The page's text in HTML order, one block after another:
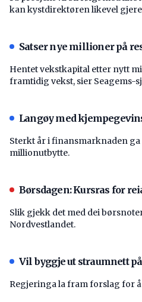
kan kystdirektøren likevel
Satser nye millioner på
Hentet vekstkapital etter nytt
framtidig vekst, sier Seagems-
Langøy med
Sterkt år i finansmarknaden
millionutbytte.
Børsdagen: Kursras for
Slik gjekk det med dei
Nordvestlandet.
Vil byggje ut straumnett
Regjeringa la fram forslag for